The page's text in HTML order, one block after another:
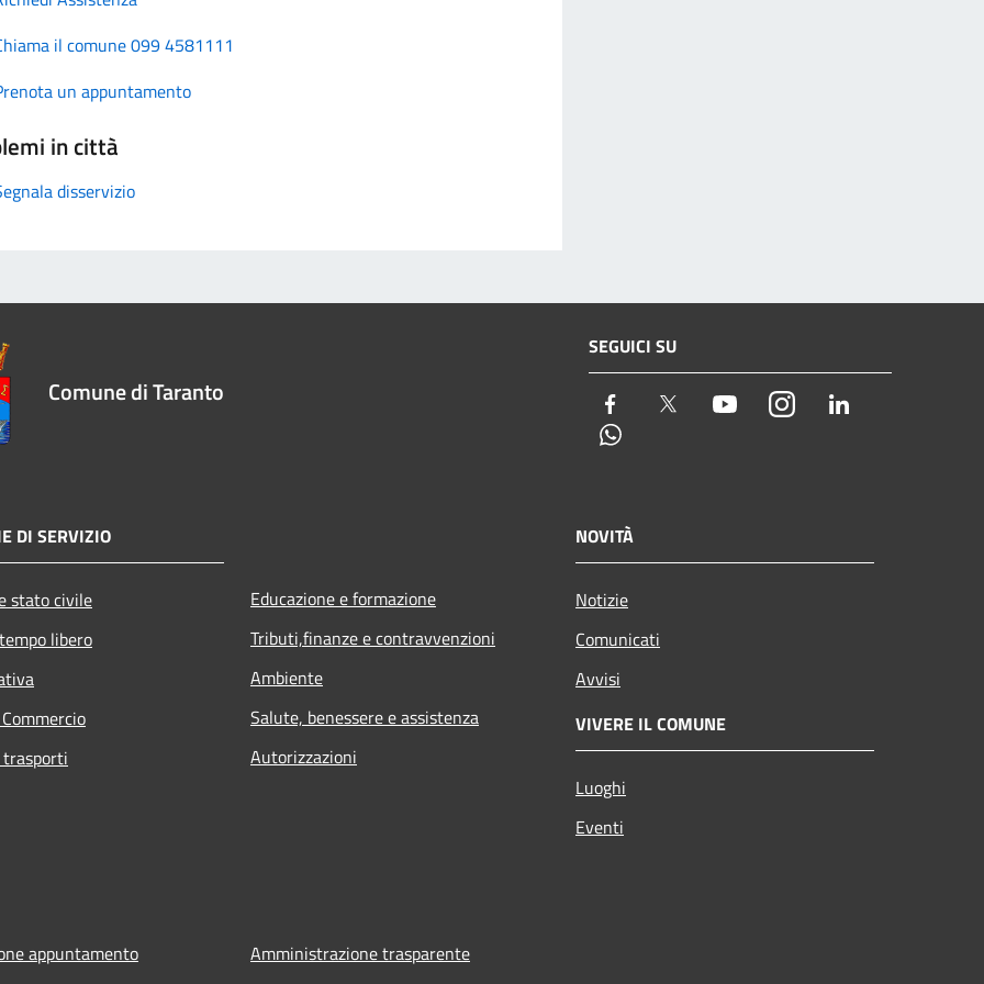
il comune 099 4581111
un appuntamento
in città
disservizio
Comune di Taranto
SEGUICI SU
Facebook Twitter YoutubeInstagram
DI SERVIZIO
stato civile
libero
Educazione e formazione
Tributi,finanze e contravvenzioni
Ambiente
Salute, benessere e assistenza
Autorizzazioni
NOVITÀ
Notizie
Comunicati
Avvisi
VIVERE IL COMUNE
Luoghi
Eventi
appuntamento
Amministrazione trasparente